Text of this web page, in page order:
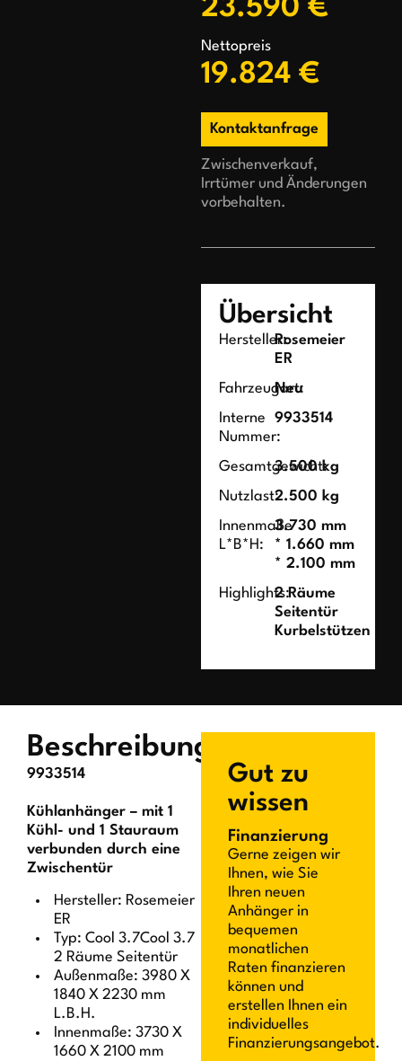
23.590 €
Nettopreis
19.824 €
Kontaktanfrage
Zwischenverkauf,
Irrtümer und Änderungen
vorbehalten.
Übersicht
Hersteller:Rosemeier
ER
Fahrzeugart:
Neu
Interne
Nummer:
9933514
Gesamtgewicht:
3.500 kg
Nutzlast:2.500 kg
Innenmaße
L*B*H:
3.730 mm
* 1.660 mm
* 2.100 mm
Highlights:2 Räume
Seitentür
Kurbelstützen
Beschreibung
9933514
Kühlanhänger – mit 1
Kühl- und 1 Stauraum
verbunden durch eine
Zwischentür
Hersteller: Rosemeier
ER
Typ: Cool 3.7Cool 3.7
2 Räume Seitentür
Außenmaße: 3980 X
1840 X 2230 mm
L.B.H.
Innenmaße: 3730 X
1660 X 2100 mm
Gut zu
wissen
Finanzierung
Gerne zeigen wir
Ihnen, wie Sie
Ihren neuen
Anhänger in
bequemen
monatlichen
Raten finanzieren
können und
erstellen Ihnen ein
individuelles
Finanzierungsangebot.